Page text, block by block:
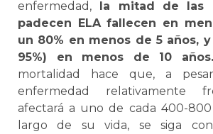
enfermedad, la mitad de las
padecen ELA fallecen en
un 80% en menos de 5 años,
95%) en menos de 10 años.
mortalidad hace que, a
enfermedad relativamente
afectará a uno de cada 400-
largo de su vida, se siga